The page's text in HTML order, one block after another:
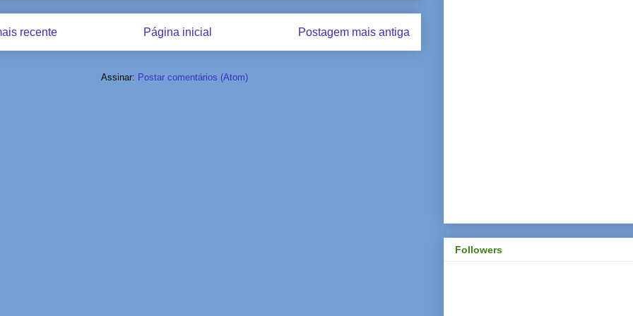
recente Postagem mais antiga
Página inicial
Assinar: Postar comentários (Atom)
Followers